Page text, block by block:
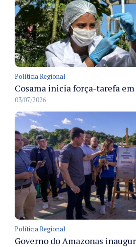
Políticia Regional
03/07/2026
Políticia Regional